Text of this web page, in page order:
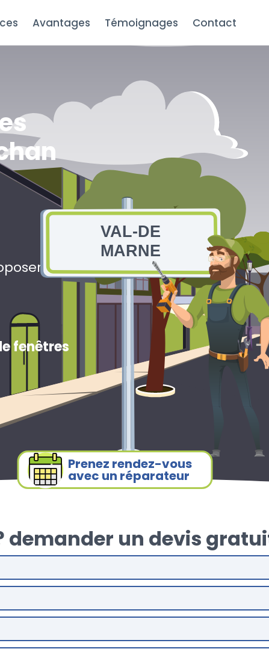
Avantages Témoignages Contact
fenêtres
VAL-DE
MARNE
Prenez rendez-vous
avec un réparateur
demander un devis